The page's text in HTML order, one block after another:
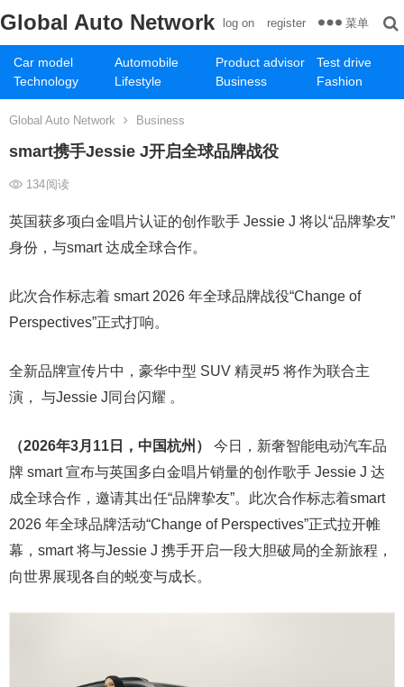
Global Auto Network
Car model Automobile Product advisor
Test drive
Technology
Lifestyle Business Fashion
log on register 菜单
Global Auto Network Business
smart携手Jessie J开启全球品牌战役
134阅读
英国获多项白金唱片认证的创作歌手 Jessie J 将以“品牌挚友”
身份，与smart 达成全球合作。
此次合作标志着 smart 2026 年全球品牌战役“Change of
Perspectives”正式打响。
全新品牌宣传片中，豪华中型 SUV 精灵#5 将作为联合主
演， 与Jessie J同台闪耀 。
（2026年3月 11 日，中国杭州）
今日，新奢智能电动汽车品
牌 smart 宣布与英国多白金唱片销量的创作歌手 Jessie J 达
成全球合作，邀请其出任“品牌挚友”。此次合作标志着smart
2026 年全球品牌活动“Change of Perspectives”正式拉开帷
幕，smart 将与Jessie J 携手开启一段大胆破局的全新旅程，
向世界展现各自的蜕变与成长。